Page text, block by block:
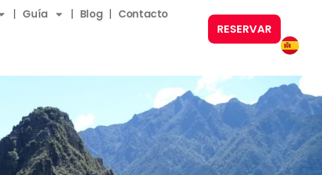
Guía Blog Contacto
RESERVAR